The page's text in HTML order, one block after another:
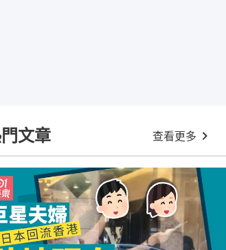
文章 查看更多